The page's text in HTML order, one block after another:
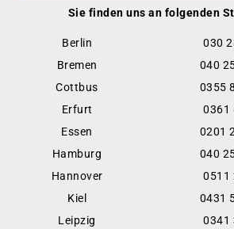
Sie finden uns an folgenden
Berlin
030
Bremen
040
Cottbus
0355
Erfurt
0361
Essen
0201
Hamburg
040
Hannover
0511
Kiel
0431
Leipzig
0341